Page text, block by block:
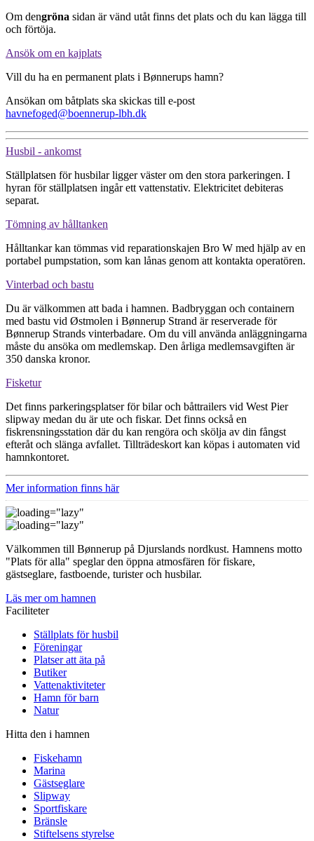
Om dengröna sidan är vänd utåt finns det plats och du kan lägga till
och förtöja.
Ansök om en kajplats
Vill du ha en permanent plats i Bønnerups hamn?
Ansökan om båtplats ska skickas till e-post
havnefoged@boennerup-lbh.dk
Husbil - ankomst
Ställplatsen för husbilar ligger väster om den stora parkeringen. I
hyran för ställplatsen ingår ett vattenstativ. Elektricitet debiteras
separat.
Tömning av hålltanken
Hålltankar kan tömmas vid reparationskajen Bro W med hjälp av en
portabel pumpstation, som kan lånas genom att kontakta operatören.
Vinterbad och bastu
Du är välkommen att bada i hamnen. Badbryggan och containern
med bastu vid Østmolen i Bønnerup Strand är reserverade för
Bønnerup Strands vinterbadare. Om du vill använda anläggningarna
måste du ansöka om medlemskap. Den årliga medlemsavgiften är
350 danska kronor.
Fisketur
Det finns parkeringsplatser för bilar och båttrailers vid West Pier
slipway medan du är ute och fiskar. Det finns också en
fiskrensningsstation där du kan rengöra och skölja av din fångst
efteråt och slänga avfallet. Tillträdeskort kan köpas i automaten vid
hamnkontoret.
Mer information finns här
Välkommen till Bønnerup på Djurslands nordkust. Hamnens motto
"Plats för alla" speglar den öppna atmosfären för fiskare,
gästseglare, fastboende, turister och husbilar.
Läs mer om hamnen
Faciliteter
Ställplats för husbil
Föreningar
Platser att äta på
Butiker
Vattenaktiviteter
Hamn för barn
Natur
Hitta den i hamnen
Fiskehamn
Marina
Gästseglare
Slipway
Sportfiskare
Bränsle
Stiftelsens styrelse